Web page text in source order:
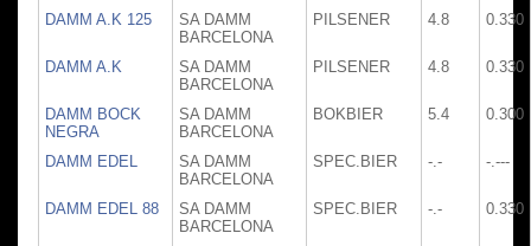
DAMM A.K 125
SA DAMM
BARCELONA
PILSENER 4.8 0.330
DAMM A.K
SA DAMM
BARCELONA
PILSENER 4.8 0.330
DAMM BOCK
NEGRA
SA DAMM
BARCELONA
BOKBIER 5.4 0.300
DAMM EDEL
SA DAMM
BARCELONA
SPEC.BIER -.- -.---
DAMM EDEL 88
SA DAMM
BARCELONA
SPEC.BIER -.- 0.330